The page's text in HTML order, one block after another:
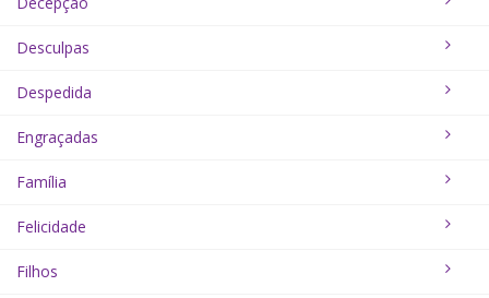
Desculpas
Despedida
Engraçadas
Família
Felicidade
Filhos